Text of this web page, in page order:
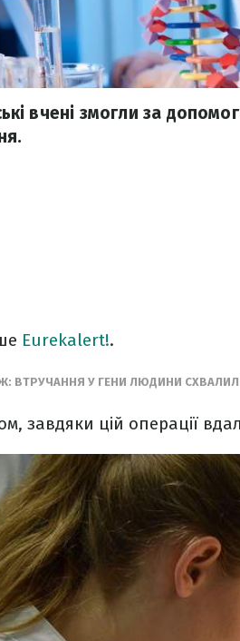
вчені змогли за
Eurekalert!.
ВТРУЧАННЯ У ГЕНИ ЛЮДИНИ
завдяки цій операції